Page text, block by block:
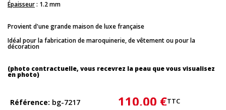
Épaisseur: 1.2 mm
Provient d'une grande maison de luxe française
Idéal pour la fabrication de maroquinerie, de vêtement ou pour la
décoration
(photo contractuelle, vous recevrez la peau que vous visualisez
en photo)
Référence bg-7217 110,00 €TTC